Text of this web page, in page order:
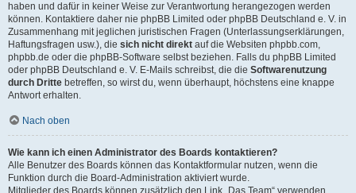
haben und dafür in keiner Weise zur Verantwortung herangezogen werden
können. Kontaktiere daher nie phpBB Limited oder phpBB Deutschland e. V. in
Zusammenhang mit jeglichen juristischen Fragen (Unterlassungserklärungen,
Haftungsfragen usw.), die sich nicht direkt auf die Websiten phpbb.com,
phpbb.de oder die phpBB-Software selbst beziehen. Falls du phpBB Limited
oder phpBB Deutschland e. V. E-Mails schreibst, die die Softwarenutzung
durch Dritte betreffen, so wirst du, wenn überhaupt, höchstens eine knappe
Antwort erhalten.
Nach oben
Wie kann ich einen Administrator des Boards kontaktieren?
Alle Benutzer des Boards können das Kontaktformular nutzen, wenn die
Funktion durch die Board-Administration aktiviert wurde.
Mitglieder des Boards können zusätzlich den Link „Das Team“ verwenden.